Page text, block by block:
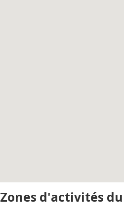
Zones d'activités